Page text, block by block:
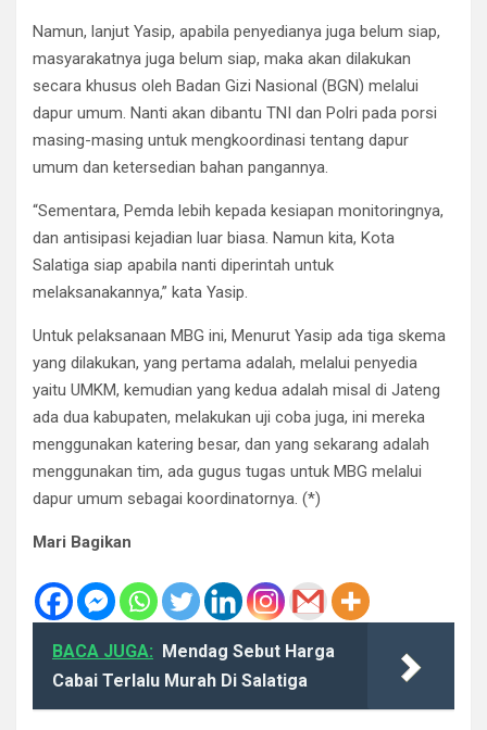
Namun, lanjut Yasip, apabila penyedianya juga belum siap,
masyarakatnya juga belum siap, maka akan dilakukan
secara khusus oleh Badan Gizi Nasional (BGN) melalui
dapur umum. Nanti akan dibantu TNI dan Polri pada porsi
masing-masing untuk mengkoordinasi tentang dapur
umum dan ketersedian bahan pangannya.
“Sementara, Pemda lebih kepada kesiapan monitoringnya,
dan antisipasi kejadian luar biasa. Namun kita, Kota
Salatiga siap apabila nanti diperintah untuk
melaksanakannya,” kata Yasip.
Untuk pelaksanaan MBG ini, Menurut Yasip ada tiga skema
yang dilakukan, yang pertama adalah, melalui penyedia
yaitu UMKM, kemudian yang kedua adalah misal di Jateng
ada dua kabupaten, melakukan uji coba juga, ini mereka
menggunakan katering besar, dan yang sekarang adalah
menggunakan tim, ada gugus tugas untuk MBG melalui
dapur umum sebagai koordinatornya. (*)
Mari Bagikan
BACA JUGA:
Mendag Sebut Harga
Cabai Terlalu Murah Di Salatiga